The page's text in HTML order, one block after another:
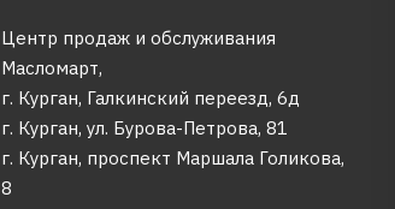
Центр продаж и обслуживания
Масломарт,
г. Курган, Галкинский переезд, 6д
г. Курган, ул. Бурова-Петрова, 81
г. Курган, проспект Маршала Голикова,
8